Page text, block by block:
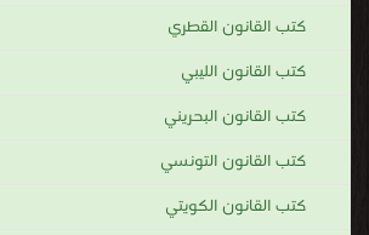
كتب القانون القطري
كتب القانون الليبي
كتب القانون البحريني
كتب القانون التونسي
كتب القانون الكويتي